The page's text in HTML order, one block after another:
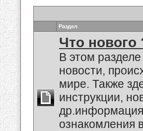
Раздел
Что нового
В этом
новости,
мире. Также
инструкции,
ознакомления